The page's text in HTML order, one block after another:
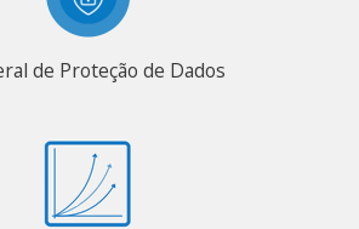
de Proteção de Dados